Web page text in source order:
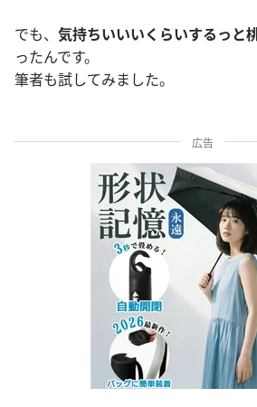
でも、 気持ちいいいくらいするっと
ったんです。
筆者も試してみました。
広告